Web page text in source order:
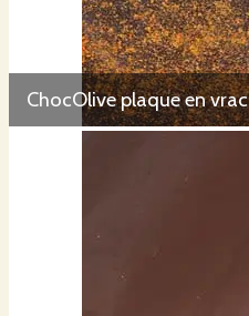
ChocOlive plaque en vrac